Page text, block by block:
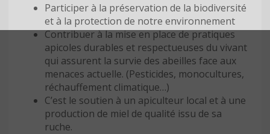
Participer à la préservation de la biodiversité
et à la protection de notre environnement
Contribuer à la mise en place de pratiques
apicoles durables et respectueuses du vivant
qui assurent la survie des abeilles face aux
menaces actuelle. (Pesticides, monocultures,
réchauffement climatique…)
C’est le soutien à un apiculteur local et à une
production de miel de qualité issu de sa
ruche.